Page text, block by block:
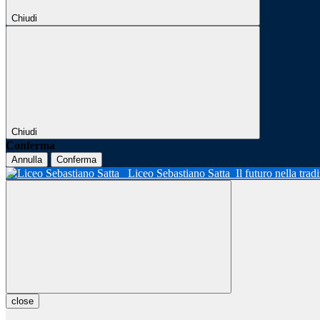
Chiudi
Chiudi
Conferma
Annulla Conferma
Liceo Sebastiano Satta Il futuro nella
close